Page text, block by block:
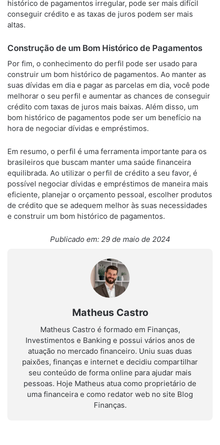
histórico de pagamentos irregular, pode ser mais difícil
conseguir crédito e as taxas de juros podem ser mais
altas.
Construção de um Bom Histórico de Pagamentos
Por fim, o conhecimento do perfil pode ser usado para
construir um bom histórico de pagamentos. Ao manter as
suas dívidas em dia e pagar as parcelas em dia, você pode
melhorar o seu perfil e aumentar as chances de conseguir
crédito com taxas de juros mais baixas. Além disso, um
bom histórico de pagamentos pode ser um benefício na
hora de negociar dívidas e empréstimos.
Em resumo, o perfil é uma ferramenta importante para os
brasileiros que buscam manter uma saúde financeira
equilibrada. Ao utilizar o perfil de crédito a seu favor, é
possível negociar dívidas e empréstimos de maneira mais
eficiente, planejar o orçamento pessoal, escolher produtos
de crédito que se adequem melhor às suas necessidades
e construir um bom histórico de pagamentos.
Publicado em: 29 de maio de 2024
Matheus Castro
Matheus Castro é formado em Finanças,
Investimentos e Banking e possui vários anos de
atuação no mercado financeiro. Uniu suas duas
paixões, finanças e internet e decidiu compartilhar
seu conteúdo de forma online para ajudar mais
pessoas. Hoje Matheus atua como proprietário de
uma financeira e como redator web no site Blog
Finanças.